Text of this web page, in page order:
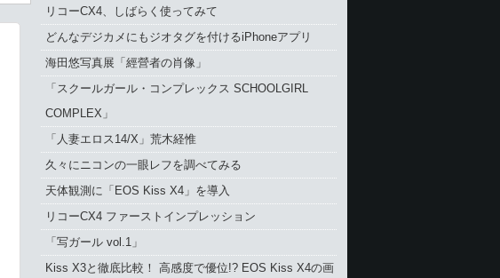
リコーCX4、しばらく使ってみて
どんなデジカメにもジオタグを付けるiPhoneアプリ
海田悠写真展「經營者の肖像」
「スクールガール・コンプレックス SCHOOLGIRL
COMPLEX」
「人妻エロス14/X」荒木経惟
久々にニコンの一眼レフを調べてみる
天体観測に「EOS Kiss X4」を導入
リコーCX4 ファーストインプレッション
「写ガール vol.1」
Kiss X3と徹底比較！ 高感度で優位!? EOS Kiss X4の画